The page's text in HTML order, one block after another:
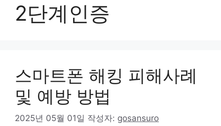
2단계인증
스마트폰 해킹 피해사례
및 예방 방법
2025년 05월 01일 작성자: gosansuro